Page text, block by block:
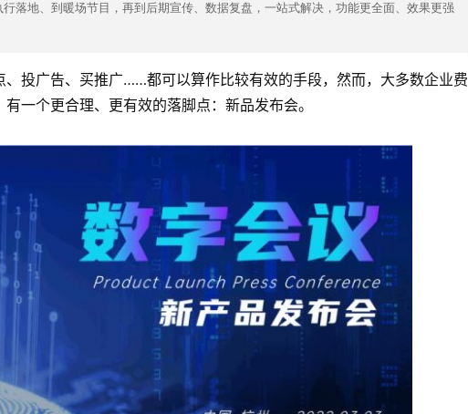
落地、到暖场节目，再到后期宣传、数据复盘，一站式解决，功能更全面、效果更强
投广告、买推广……都可以算作比较有效的手段，然而，大多数企业费
一个更合理、更有效的落脚点：新品发布会。